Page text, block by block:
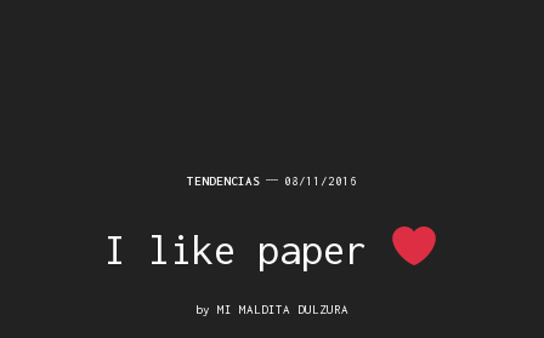
TENDENCIAS 08/11/2016
I like paper
by MI MALDITA DULZURA